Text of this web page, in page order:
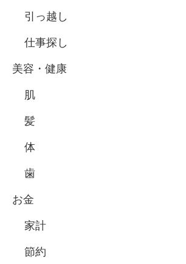
引っ越し
仕事探し
美容・健康
肌
髪
体
歯
お金
家計
節約